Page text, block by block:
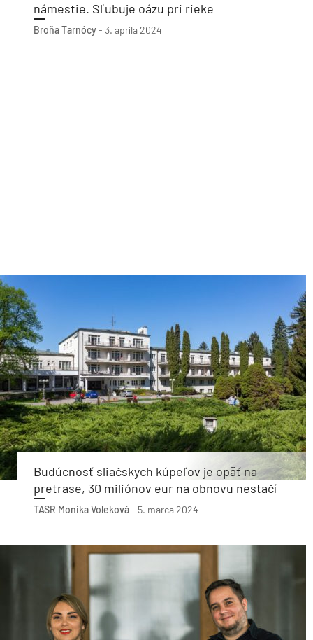
námestie. Sľubuje oázu pri rieke
Broňa Tarnócy- 3. apríla 2024
Budúcnosť sliačskych kúpeľov je opäť na
pretrase, 30 miliónov eur na obnovu nestačí
TASR Monika Voleková- 5. marca 2024